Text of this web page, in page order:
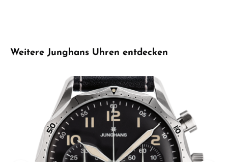
Produktgalerie überspringen
Weitere Junghans Uhren entdecken